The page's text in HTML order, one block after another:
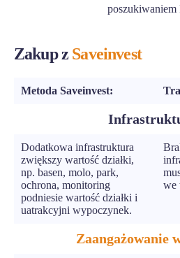
poszukiwaniem
Zakup z Saveinvest
Metoda Saveinvest:
Dodatkowa infrastruktura
zwiększy wartość działki,
np. basen, molo, park,
ochrona, monitoring
podniesie wartość działki i
uatrakcyjni wypoczynek.
we
Zaangażowanie